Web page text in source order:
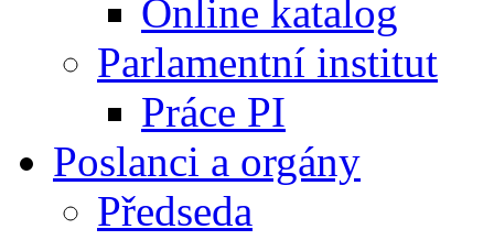
Online katalog
Parlamentní institut
Práce PI
Poslanci a orgány
Předseda